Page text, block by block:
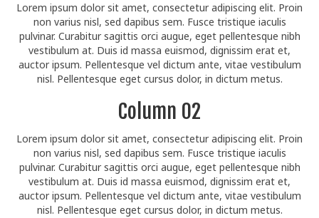
Title History
News
Train With Us
Lorem ipsum dolor sit amet, consectetur adipiscing elit. Proin
non varius nisl, sed dapibus sem. Fusce tristique iaculis
pulvinar. Curabitur sagittis orci augue, eget pellentesque nibh
vestibulum at. Duis id massa euismod, dignissim erat et,
auctor ipsum. Pellentesque vel dictum ante, vitae vestibulum
nisl. Pellentesque eget cursus dolor, in dictum metus.
Column 02
Lorem ipsum dolor sit amet, consectetur adipiscing elit. Proin
non varius nisl, sed dapibus sem. Fusce tristique iaculis
pulvinar. Curabitur sagittis orci augue, eget pellentesque nibh
vestibulum at. Duis id massa euismod, dignissim erat et,
auctor ipsum. Pellentesque vel dictum ante, vitae vestibulum
nisl. Pellentesque eget cursus dolor, in dictum metus.